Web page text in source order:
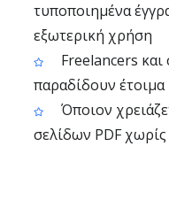
τυποποιημένα
εξωτερική χρήση
Freelancers
παραδίδουν έτοιμα
Όποιον
σελίδων PDF